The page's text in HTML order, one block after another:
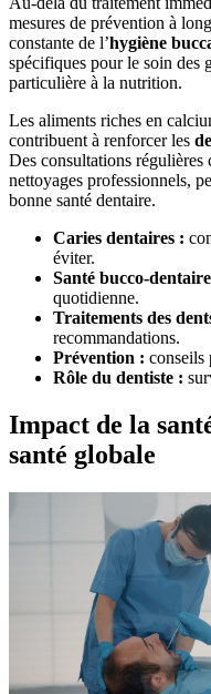
mesures de prévention à
constante de l’hygiène
spécifiques pour le soin des
particulière à la nutrition.
Les aliments riches en
contribuent à renforcer les
Des consultations régulières
nettoyages professionnels,
bonne santé dentaire.
Caries dentaires :
éviter.
Santé bucco-
quotidienne.
Traitements des
recommandations.
Prévention : conseils
Rôle du dentiste :
Impact de la
santé globale